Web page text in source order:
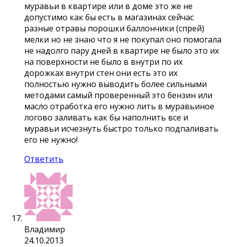
муравьи в квартире или в доме это же не
допустимо как бы есть в магазинах сейчас
разные отравы порошки баллончики (спрей)
мелки но не знаю что я не покупал оно помогала
не надолго пару дней в квартире не было это их
на поверхности не было в внутри по их
дорожках внутри стен они есть это их
полностью нужно выводить более сильными
методами самый проверенный это бензин или
масло отработка его нужно лить в муравьиное
логово заливать как бы наполнить все и
муравьи исчезнуть быстро только подпаливать
его не нужно!
Ответить
Владимир
24.10.2013